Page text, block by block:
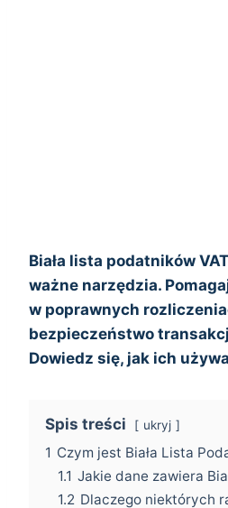
Biała lista podatników
ważne narzędzia.
w poprawnych
bezpieczeństwo
Dowiedz się, jak ich
Spis treści ukryj
1 Czym jest Biała Lista
1.1 Jakie dane zawiera
1.2 Dlaczego niektórych